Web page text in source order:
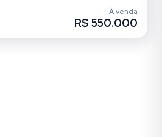
À venda
R$ 550.000